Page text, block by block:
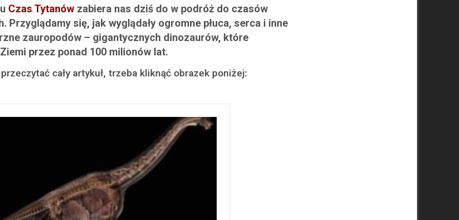
Czas Tytanów zabiera nas dziś do w podróż do czasów
Przyglądamy się, jak wyglądały ogromne płuca, serca i inne
zauropodów – gigantycznych dinozaurów, które
przez ponad 100 milionów lat.
cały artykuł, trzeba kliknąć obrazek poniżej: